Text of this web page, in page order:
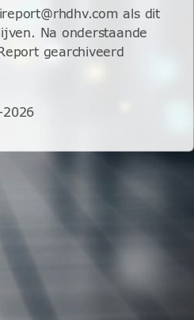
als dit
Na onderstaande
gearchiveerd